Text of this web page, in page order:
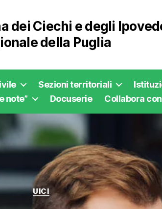
dei Ciechi e degli
della Puglia
Sezioni territoriali
note”
Docuserie Collabora
Categorie
UICI